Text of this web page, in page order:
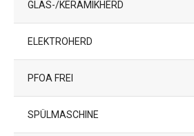
GLAS-/KERAMIKHERD
ELEKTROHERD
PFOA FREI
SPÜLMASCHINE